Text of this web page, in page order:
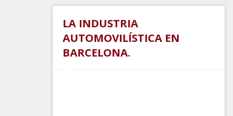
LA INDUSTRIA
AUTOMOVILÍSTICA EN
BARCELONA.